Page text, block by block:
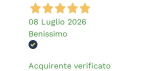
08 Luglio 2026
Benissimo
Acquirente verificato